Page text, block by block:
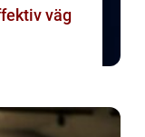
väg